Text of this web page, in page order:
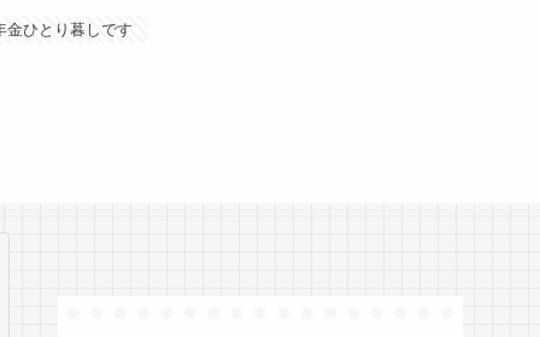
金ひとり暮しです